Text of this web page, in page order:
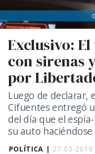
POLÍTICA | 27-03-2019
Exclusivo:
con sirenas
por
Luego de declarar,
Cifuentes entregó
del día que el
su auto